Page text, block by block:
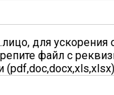
для ускорения
файл с
(pdf,doc,docx,xls,xlsx)